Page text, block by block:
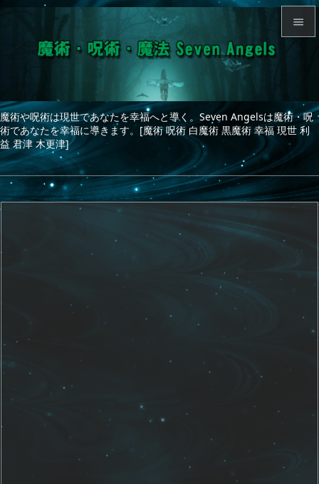
魔術や呪術は現世であなたを幸福へと導く。Seven Angelsは魔術・呪
術であなたを幸福に導きます。[魔術 呪術 白魔術 黒魔術 幸福 現世 利
益 君津 木更津]

サイド


次へ
